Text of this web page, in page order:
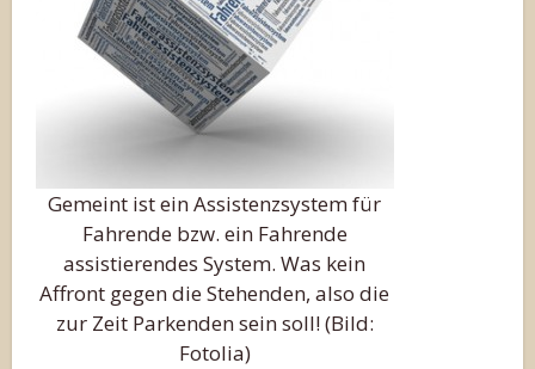
Gemeint ist ein Assistenzsystem für
Fahrende bzw. ein Fahrende
assistierendes System. Was kein
Affront gegen die Stehenden, also die
zur Zeit Parkenden sein soll! (Bild:
Fotolia)